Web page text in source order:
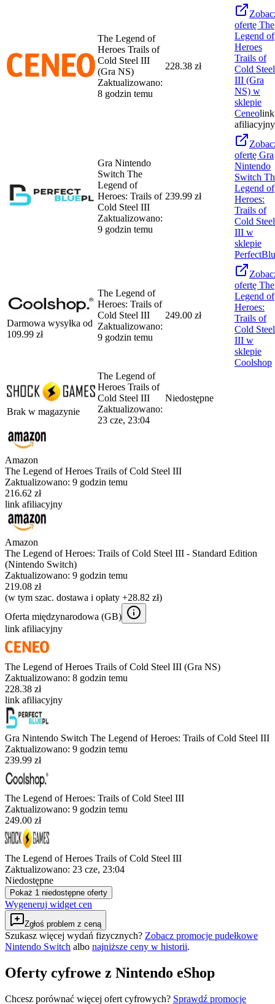
The Legend of
Heroes Trails of
Cold Steel III
(Gra NS)
Zaktualizowano:
8 godzin temu
228.38 zł
ofertę The
Legend of
Heroes
Trails of
Cold Steel
III (Gra
NS) w
sklepie
Ceneolink
afiliacyjny
Gra Nintendo
Switch The
Legend of
Heroes: Trails of
Cold Steel III
Zaktualizowano:
9 godzin temu
239.99 zł
ofertę Gra
Nintendo
Switch
Legend of
Heroes:
Trails of
Cold Steel
III w
sklepie
Darmowa wysyłka od
109.99 zł
The Legend of
Heroes: Trails of
Cold Steel III
Zaktualizowano:
9 godzin temu
249.00 zł
ofertę The
Legend of
Heroes:
Trails of
Cold Steel
III w
sklepie
Coolshop
Brak w magazynie
The Legend of
Heroes Trails of
Cold Steel III
Zaktualizowano:
23 cze, 23:04
Niedostępne
Amazon
The Legend of Heroes Trails of Cold Steel III
Zaktualizowano: 9 godzin temu
216.62 zł
link afiliacyjny
Amazon
The Legend of Heroes: Trails of Cold Steel III - Standard Edition
(Nintendo Switch)
Zaktualizowano: 9 godzin temu
219.08 zł
(w tym szac. dostawa i opłaty +28.82 zł)
Oferta międzynarodowa (GB)
link afiliacyjny
The Legend of Heroes Trails of Cold Steel III (Gra NS)
Zaktualizowano: 8 godzin temu
228.38 zł
link afiliacyjny
Gra Nintendo Switch The Legend of Heroes: Trails of Cold Steel III
Zaktualizowano: 9 godzin temu
239.99 zł
The Legend of Heroes: Trails of Cold Steel III
Zaktualizowano: 9 godzin temu
249.00 zł
The Legend of Heroes Trails of Cold Steel III
Zaktualizowano: 23 cze, 23:04
Niedostępne
Pokaż 1 niedostępne oferty
Wygeneruj widget cen
Zgłoś problem z ceną
Szukasz więcej wydań fizycznych? Zobacz promocje pudełkowe
Nintendo Switch albo najniższe ceny w historii.
Oferty cyfrowe z Nintendo eShop
Chcesz porównać więcej ofert cyfrowych? Sprawdź promocje